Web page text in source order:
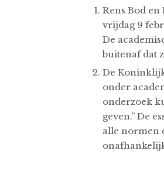
Rens Bod en
vrijdag 9
De
buitenaf dat
De
onder
onderzoek
geven.” De
alle normen